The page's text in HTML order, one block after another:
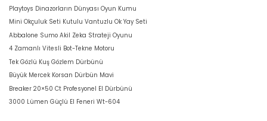
Playtoys Dinazorların Dünyası Oyun Kumu
Mini Okçuluk Seti Kutulu Vantuzlu Ok Yay Seti
Abbalone Sumo Akil Zeka Strateji Oyunu
4 Zamanlı Vitesli Bot-Tekne Motoru
Tek Gözlü Kuş Gözlem Dürbünü
Büyük Mercek Korsan Dürbün Mavi
Breaker 20×50 Ct Profesyonel El Dürbünü
3000 Lümen Güçlü El Feneri Wt-604